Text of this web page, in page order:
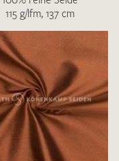
115 g/lfm, 137 cm